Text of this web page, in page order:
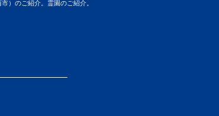
）のご紹介。霊園のご紹介。